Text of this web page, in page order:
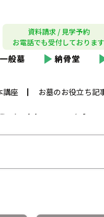
資料請求 / 見学予約
お電話でも受付しております
一般墓 納骨堂
講座 お墓のお役立ち記